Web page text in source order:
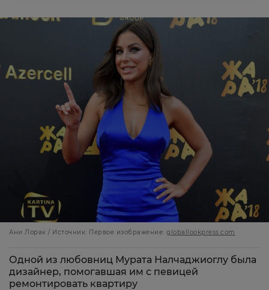
Ани Лорак / Источник: Первое изображение: globallookpress.com
Одной из любовниц Мурата Налчаджиоглу была
дизайнер, помогавшая им с певицей
ремонтировать квартиру